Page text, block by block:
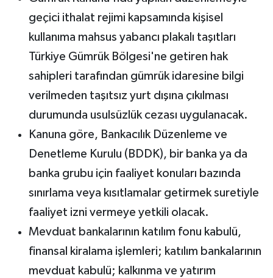
geçici ithalat rejimi kapsamında kişisel
kullanıma mahsus yabancı plakalı taşıtları
Türkiye Gümrük Bölgesi'ne getiren hak
sahipleri tarafından gümrük idaresine bilgi
verilmeden taşıtsız yurt dışına çıkılması
durumunda usulsüzlük cezası uygulanacak.
Kanuna göre, Bankacılık Düzenleme ve
Denetleme Kurulu (BDDK), bir banka ya da
banka grubu için faaliyet konuları bazında
sınırlama veya kısıtlamalar getirmek suretiyle
faaliyet izni vermeye yetkili olacak.
Mevduat bankalarının katılım fonu kabulü,
finansal kiralama işlemleri; katılım bankalarının
mevduat kabulü; kalkınma ve yatırım